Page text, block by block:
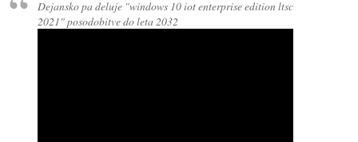
Dejansko pa deluje "windows 10 iot enterprise edition ltsc
2021" posodobitve do leta 2032